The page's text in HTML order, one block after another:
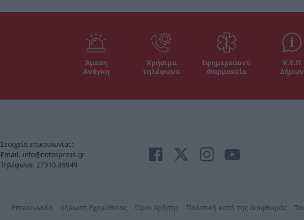
Άμεση
Ανάγκη
Χρήσιμα
τηλέφωνα
Εφημερεύοντα
Φαρμακεία
Κ.Ε.Π
Δήμων
Στοιχεία επικοινωνίας:
Email. info@notospress.gr
Τηλέφωνο: 27310.89949
Επικοινωνία Δήλωση Εχεμύθειας Όροι Χρήσης Πολιτική κατά της Διαφθοράς